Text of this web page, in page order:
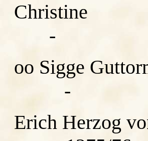
Christine
-
oo Sigge
-
Erich Herzog